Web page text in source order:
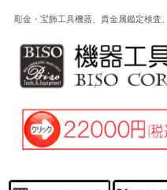
彫金・宝飾工具機器、貴金属鑑定検